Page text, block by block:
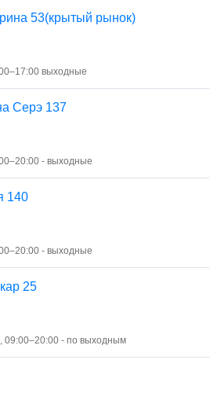
53(крытый рынок)
выходные
Серэ 137
- выходные
140
- выходные
25
09:00–20:00 - по выходным